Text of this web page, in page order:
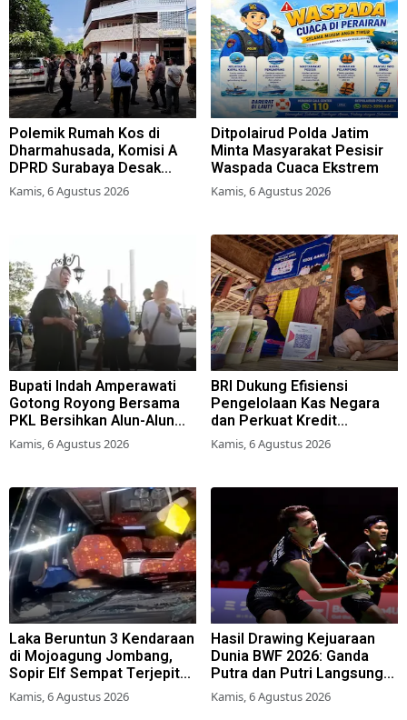
Polemik Rumah Kos di
Dharmahusada, Komisi A
DPRD Surabaya Desak
Pemkot Terbitkan Perwali
Perda Hunian Layak
Kamis, 6 Agustus 2026
Ditpolairud Polda Jatim
Minta Masyarakat Pesisir
Waspada Cuaca Ekstrem
Kamis, 6 Agustus 2026
Bupati Indah Amperawati
Gotong Royong Bersama
PKL Bersihkan Alun-Alun
Lumajang
Kamis, 6 Agustus 2026
BRI Dukung Efisiensi
Pengelolaan Kas Negara
dan Perkuat Kredit
Berkualitas demi Dongkrak
Sektor Riil
Kamis, 6 Agustus 2026
Laka Beruntun 3 Kendaraan
di Mojoagung Jombang,
Sopir Elf Sempat Terjepit
Kemudi
Kamis, 6 Agustus 2026
Hasil Drawing Kejuaraan
Dunia BWF 2026: Ganda
Putra dan Putri Langsung
Lolos Babak Kedua, 6 Wakil
Bertarung dari Awal
Kamis, 6 Agustus 2026